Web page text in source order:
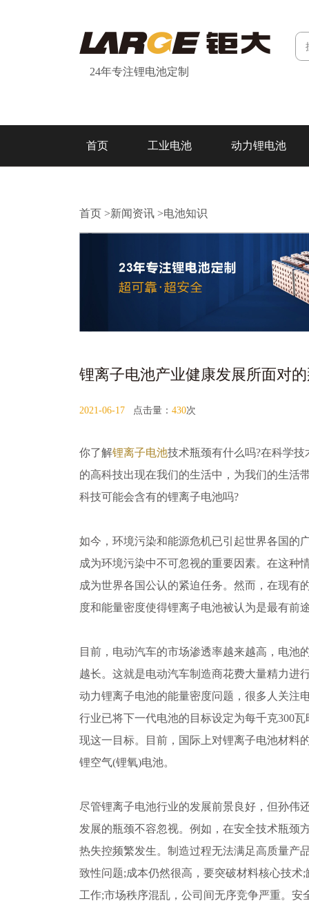
24年专注锂电池定制
首页 工业电池 动力锂电池
首页 >新闻资讯 >电池知识
锂离子电池产业健康发展所面对
2021-06-17 点击量： 430次
你了解锂离子电池技术瓶颈有什么吗?在科学
的高科技出现在我们的生活中，为我们的生活
科技可能会含有的锂离子电池吗?
如今，环境污染和能源危机已引起世界各国的
成为环境污染中不可忽视的重要因素。在这种
成为世界各国公认的紧迫任务。然而，在现有
度和能量密度使得锂离子电池被认为是最有前
目前，电动汽车的市场渗透率越来越高，电池
越长。这就是电动汽车制造商花费大量精力进
动力锂离子电池的能量密度问题，很多人关注
行业已将下一代电池的目标设定为每千克300
现这一目标。目前，国际上对锂离子电池材料
锂空气(锂氧)电池。
尽管锂离子电池行业的发展前景良好，但孙伟
发展的瓶颈不容忽视。例如，在安全技术瓶颈
热失控频繁发生。制造过程无法满足高质量产
致性问题;成本仍然很高，要突破材料核心技术
工作;市场秩序混乱，公司间无序竞争严重。安